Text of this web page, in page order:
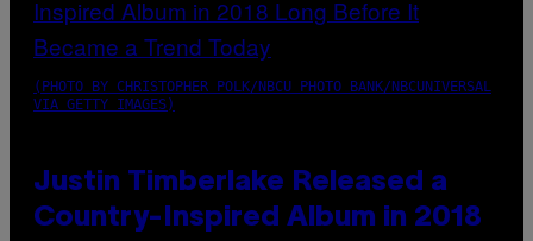
(PHOTO BY CHRISTOPHER POLK/NBCU PHOTO BANK/NBCUNIVERSAL
VIA GETTY IMAGES)
Justin Timberlake Released a
Country-Inspired Album in 2018